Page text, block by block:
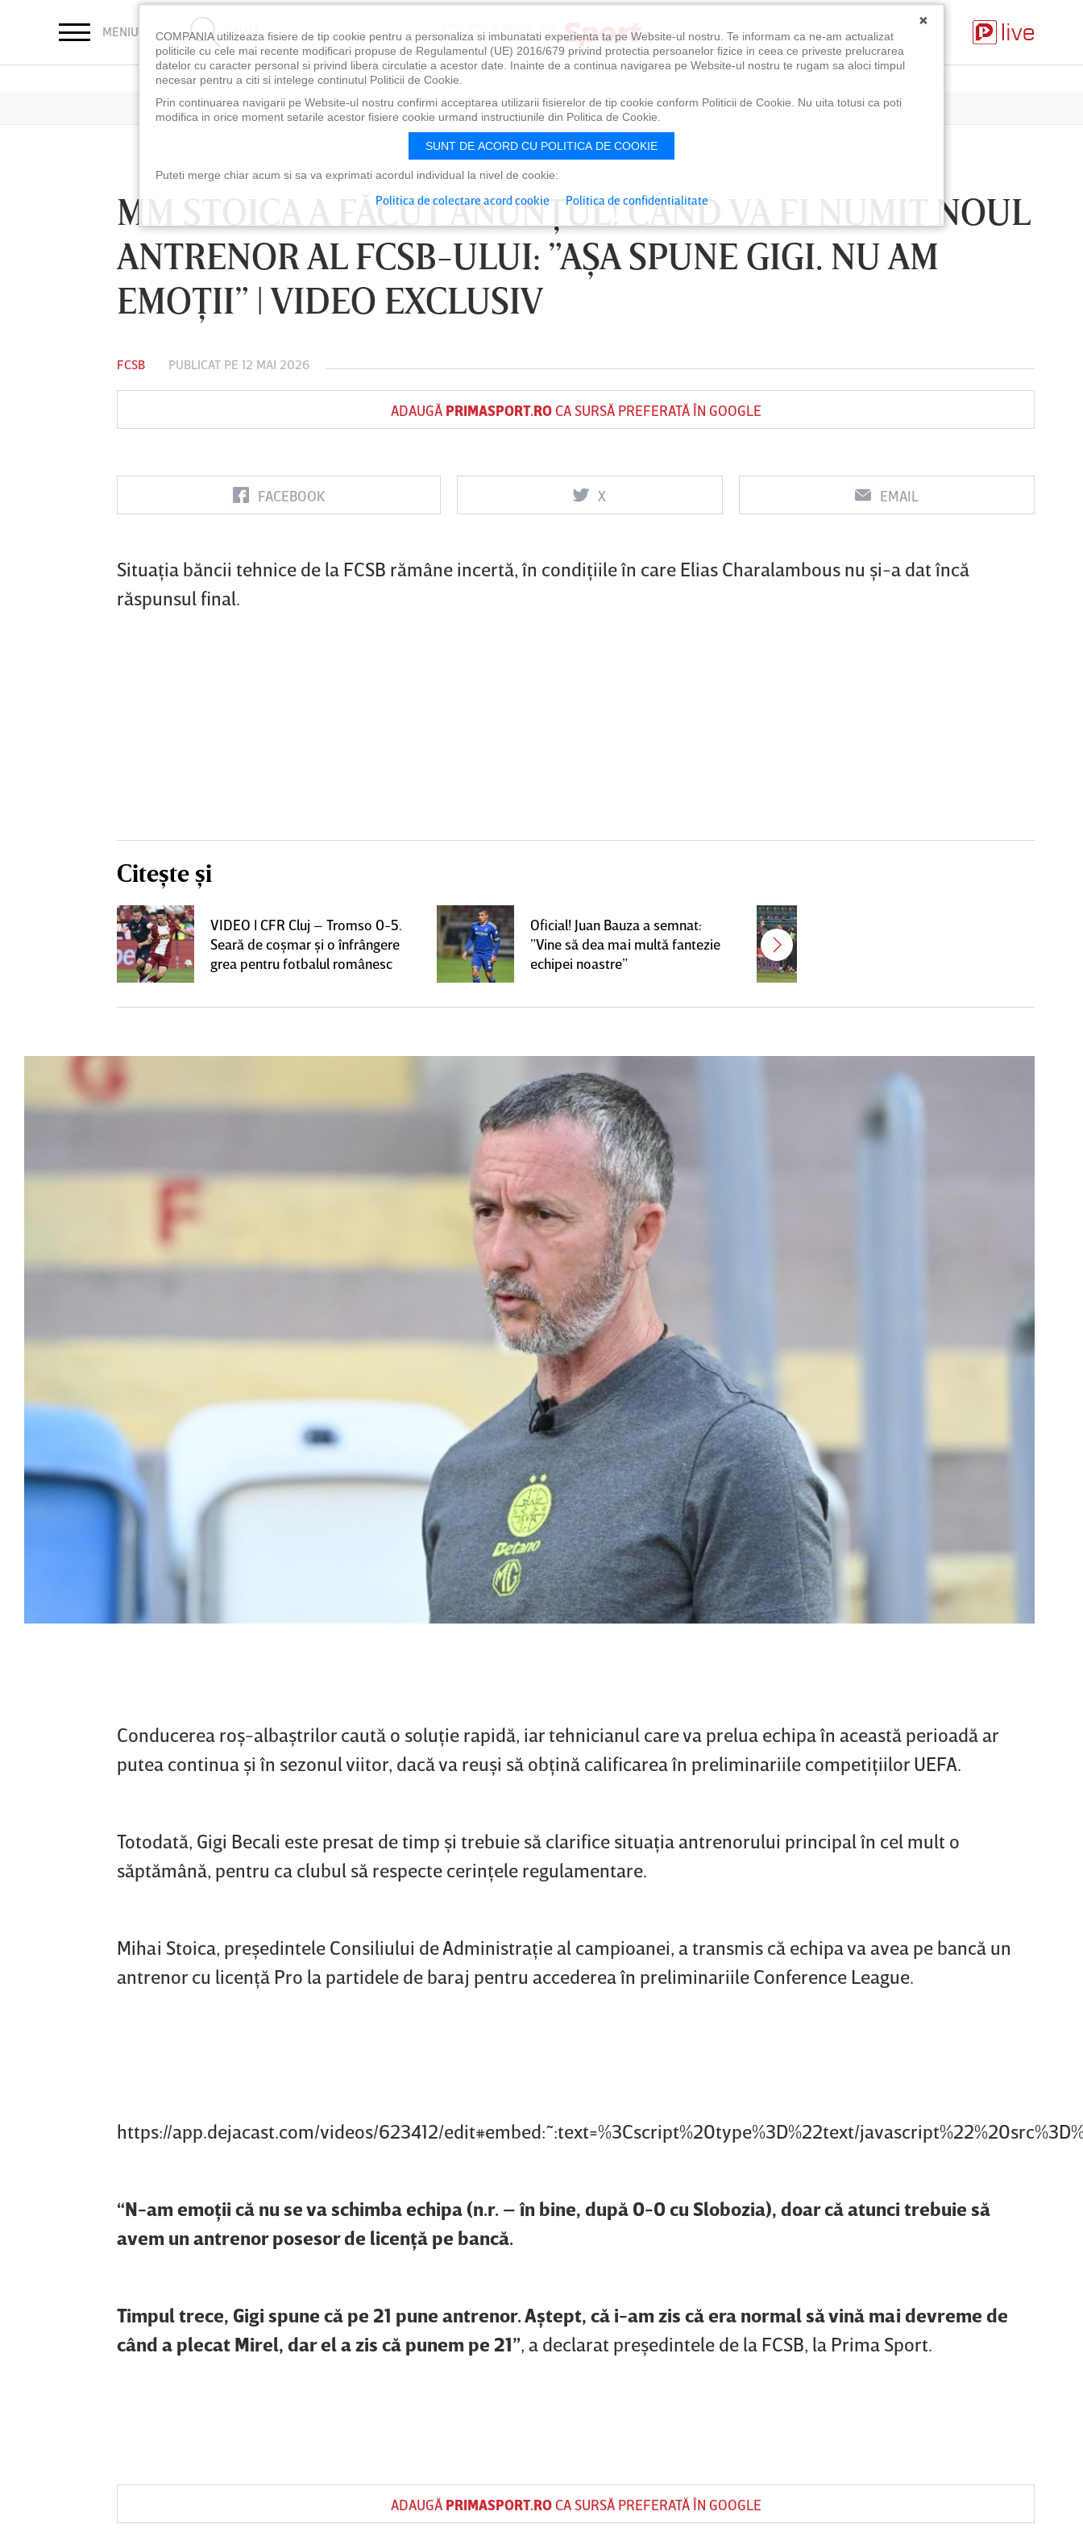
MENIU CAUTĂ
MM STOICA A FĂCUT ANUNŢUL! CÂND VA FI NUMIT NOUL
ANTRENOR AL FCSB-ULUI: ”AŞA SPUNE GIGI. NU AM
EMOŢII” | VIDEO EXCLUSIV
FCSB PUBLICAT PE 12 MAI 2026
ADAUGĂ PRIMASPORT.ROCA SURSĂ PREFERATĂ ÎN GOOGLE
FACEBOOK X EMAIL
Situaţia băncii tehnice de la FCSB rămâne incertă, în condiţiile în care Elias Charalambous nu şi-a dat încă
răspunsul final.
Citește și
VIDEO | CFR Cluj – Tromso 0-5.
Seară de coşmar şi o înfrângere
grea pentru fotbalul românesc
Oficial! Juan Bauza a semnat:
”Vine să dea mai multă fantezie
echipei noastre”
Conducerea roş-albaştrilor caută o soluţie rapidă, iar tehnicianul care va prelua echipa în această perioadă ar
putea continua şi în sezonul viitor, dacă va reuşi să obţină calificarea în preliminariile competiţiilor UEFA.
Totodată, Gigi Becali este presat de timp şi trebuie să clarifice situaţia antrenorului principal în cel mult o
săptămână, pentru ca clubul să respecte cerinţele regulamentare.
Mihai Stoica, preşedintele Consiliului de Administraţie al campioanei, a transmis că echipa va avea pe bancă un
antrenor cu licenţă Pro la partidele de baraj pentru accederea în preliminariile Conference League.
https://app.dejacast.com/videos/623412/edit#embed:~:text=%3Cscript%20type%3D%22text/
“N-am emoţii că nu se va schimba echipa (n.r. – în bine, după 0-0 cu Slobozia), doar că atunci trebuie să
avem un antrenor posesor de licenţă pe bancă.
Timpul trece, Gigi spune că pe 21 pune antrenor. Aştept, că i-am zis că era normal să vină mai devreme de
când a plecat Mirel, dar el a zis că punem pe 21”, a declarat preşedintele de la FCSB, la Prima Sport.
ADAUGĂ PRIMASPORT.ROCA SURSĂ PREFERATĂ ÎN GOOGLE
FC Botoşani
Vs
Corvinul
Sepsi OSK Sf
Gheorghe
Vs
FCSB UTA Arad
Vs
Rapid
Farul
Vs
×
COMPANIA utilizeaza fisiere de tip cookie pentru a personaliza si imbunatati experienta ta pe Website-ul nostru. Te informam ca ne-am actualizat
politicile cu cele mai recente modificari propuse de Regulamentul (UE) 2016/679 privind protectia persoanelor fizice in ceea ce priveste prelucrarea
datelor cu caracter personal si privind libera circulatie a acestor date. Inainte de a continua navigarea pe Website-ul nostru te rugam sa aloci timpul
necesar pentru a citi si intelege continutul Politicii de Cookie.
Prin continuarea navigarii pe Website-ul nostru confirmi acceptarea utilizarii fisierelor de tip cookie conform Politicii de Cookie. Nu uita totusi ca poti
modifica in orice moment setarile acestor fisiere cookie urmand instructiunile din Politica de Cookie.
SUNT DE ACORD CU POLITICA DE COOKIE
Puteti merge chiar acum si sa va exprimati acordul individual la nivel de cookie:
Politica de colectare acord cookie Politica de confidentialitate